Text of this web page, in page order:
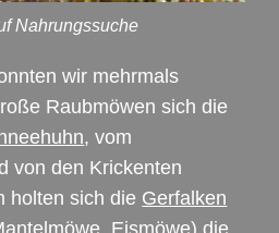
Nahrungssuche
wir mehrmals
Raubmöwen sich die
, vom
von den Krickenten
holten sich die Gerfalken
Eismöwe) die